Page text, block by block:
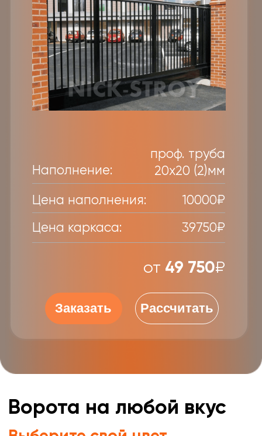
Доставка
Принципы нашей работы
заявленный срок, фиксируя в
договоре. Не увеличиваем
стоимость в процессе.
монтажные бригады. Никаких
посредников и переплат.